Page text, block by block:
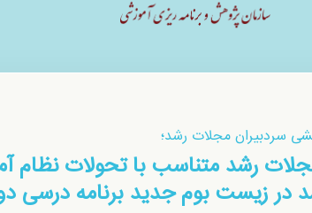
سردبیران مجلات رشد؛
رشد متناسب با تحولات نظام
زيست بوم جديد برنامه درسی